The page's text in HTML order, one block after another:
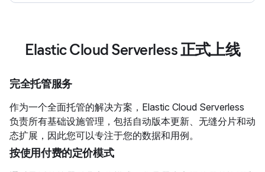
Elastic Cloud Serverless 正式上线
完全托管服务
作为一个全面托管的解决方案，Elastic Cloud Serverless
负责所有基础设施管理，包括自动版本更新、无缝分片和动
态扩展，因此您可以专注于您的数据和用例。
按使用付费的定价模式